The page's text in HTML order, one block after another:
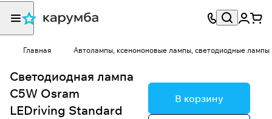
Главная Автолампы, ксенононовые лампы, светодиодные лампы
Светодиодная лампа
C5W Osram
LEDriving Standard
В корзину